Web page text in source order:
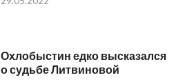
Охлобыстин едко высказался
о судьбе Литвиновой